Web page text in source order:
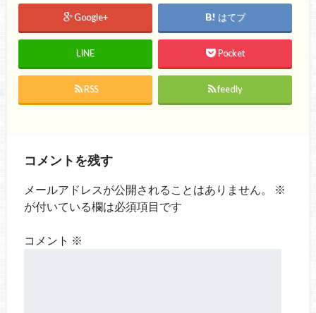
Google+ はてブ
LINE Pocket
RSS feedly
コメントを残す
メールアドレスが公開されることはありません。
※
が付いている欄は必須項目です
コメント ※